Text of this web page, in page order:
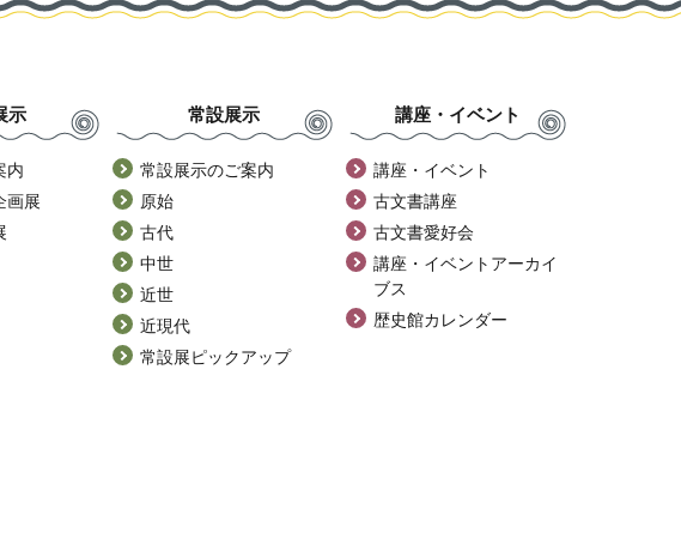
示
内
画展
常設展示
常設展示のご案内
原始
古代
中世
近世
近現代
常設展ピックアップ
講座・イベント
講座・イベント
古文書講座
古文書愛好会
講座・イベントアーカイ
ブス
歴史館カレンダー